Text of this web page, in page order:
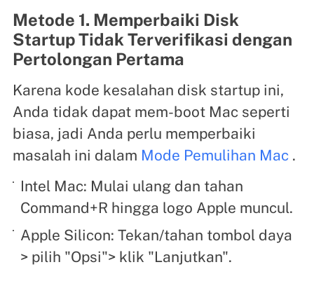
Metode 1. Memperbaiki Disk
Startup Tidak Terverifikasi dengan
Pertolongan Pertama
Karena kode kesalahan disk startup ini,
Anda tidak dapat mem-boot Mac seperti
biasa, jadi Anda perlu memperbaiki
masalah ini dalam Mode Pemulihan Mac.
Intel Mac: Mulai ulang dan tahan
Command+R hingga logo Apple muncul.
Apple Silicon: Tekan/tahan tombol daya
> pilih "Opsi"> klik "Lanjutkan".